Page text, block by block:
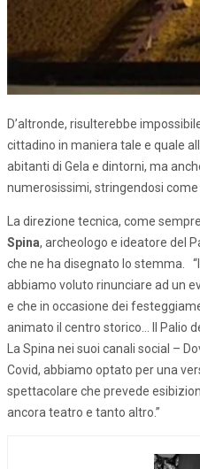
D’altronde, risulterebbe
cittadino in maniera tale e quale
abitanti di Gela e dintorni, ma
numerosissimi, stringendosi come
La direzione tecnica, come
Spina, archeologo e ideatore del
che ne ha disegnato lo stemma.
abbiamo voluto rinunciare ad un
e che in occasione dei
animato il centro storico… Il Palio
La Spina nei suoi canali social –
Covid, abbiamo optato per una
spettacolare che prevede
ancora teatro e tanto altro.”